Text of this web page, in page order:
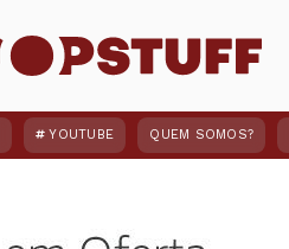
YOUTUBE QUEM SOMOS?